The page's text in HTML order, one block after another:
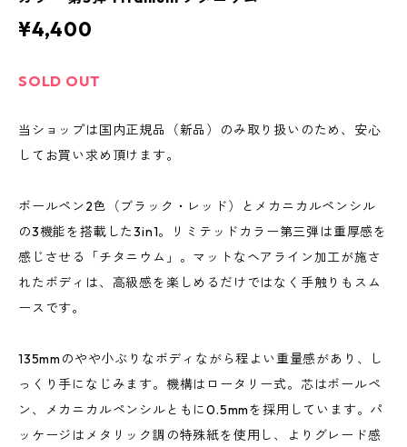
¥4,400
SOLD OUT
当ショップは国内正規品（新品）のみ取り扱いのため、安心
してお買い求め頂けます。
ボールペン2色（ブラック・レッド）とメカニカルペンシル
の3機能を搭載した3in1。リミテッドカラー第三弾は重厚感を
感じさせる「チタニウム」。マットなヘアライン加工が施さ
れたボディは、高級感を楽しめるだけではなく手触りもスム
ースです。
135mmのやや小ぶりなボディながら程よい重量感があり、し
っくり手になじみます。機構はロータリー式。芯はボールペ
ン、メカニカルペンシルともに0.5mmを採用しています。パ
ッケージはメタリック調の特殊紙を使用し、よりグレード感